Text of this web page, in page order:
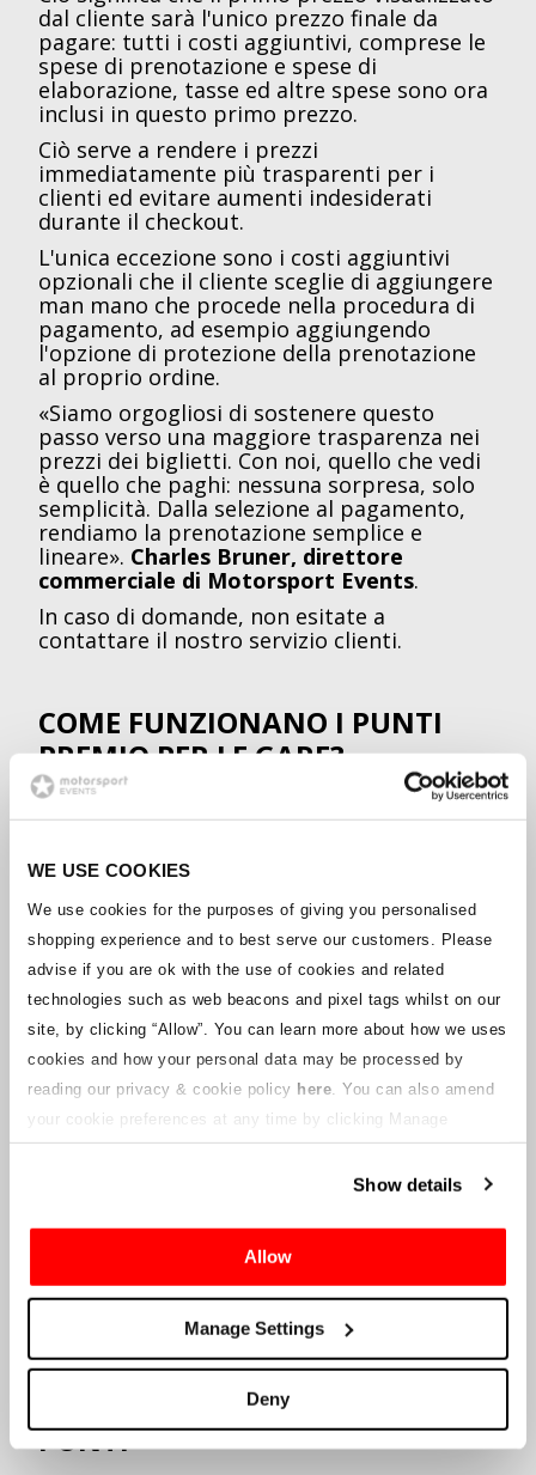
WE USE COOKIES
We use cookies for the purposes of giving you personalised
shopping experience and to best serve our customers. Please
advise if you are ok with the use of cookies and related
technologies such as web beacons and pixel tags whilst on our
site, by clicking “Allow”. You can learn more about how we uses
cookies and how your personal data may be processed by
reading our privacy & cookie policy here . You can also amend
your cookie preferences at any time by clicking Manage
Cookies in the footer of this site.
Show details
Allow
Manage Settings
Deny
dal cliente sarà l'unico prezzo finale da
pagare: tutti i costi aggiuntivi, comprese le
spese di prenotazione e spese di
elaborazione, tasse ed altre spese sono ora
inclusi in questo primo prezzo.
Ciò serve a rendere i prezzi
immediatamente più trasparenti per i
clienti ed evitare aumenti indesiderati
durante il checkout.
L'unica eccezione sono i costi aggiuntivi
opzionali che il cliente sceglie di aggiungere
man mano che procede nella procedura di
pagamento, ad esempio aggiungendo
l'opzione di protezione della prenotazione
al proprio ordine.
«Siamo orgogliosi di sostenere questo
passo verso una maggiore trasparenza nei
prezzi dei biglietti. Con noi, quello che vedi
è quello che paghi: nessuna sorpresa, solo
semplicità. Dalla selezione al pagamento,
rendiamo la prenotazione semplice e
lineare». Charles Bruner, direttore
commerciale di Motorsport Events.
In caso di domande, non esitate a
contattare il nostro servizio clienti.
COME FUNZIONANO I PUNTI
PREMIO PER LE GARE?
Per guadagnare i punti devi creare un
acquisto. Guadagnerai 1 punto per ogni £1
di spesa. Questi punti verranno accreditati
sul tuo account per la prossima volta che
prenoti con noi.
La prossima volta che effettui il pagamento,
vedrai l'opzione per utilizzare i tuoi Race
Reward Points e applicare uno sconto alla
tua prenotazione. Per ogni 100 punti
riscattati, verrà applicato uno sconto di 1£.
SFRUTTARE AL MASSIMO I TUOI
PUNTI